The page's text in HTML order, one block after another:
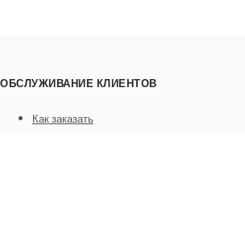
ОБСЛУЖИВАНИЕ КЛИЕНТОВ
Как заказать